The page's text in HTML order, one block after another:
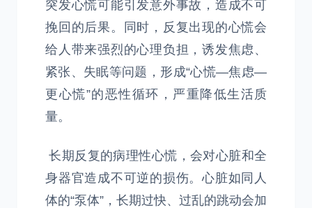
突发心慌可能引发意外事故，造成不可
挽回的后果。同时，反复出现的心慌会
给人带来强烈的心理负担，诱发焦虑、
紧张、失眠等问题，形成“心慌—焦虑—
更心慌”的恶性循环，严重降低生活质
量。
长期反复的病理性心慌，会对心脏和全
身器官造成不可逆的损伤。心脏如同人
体的“泵体”，长期过快、过乱的跳动会加